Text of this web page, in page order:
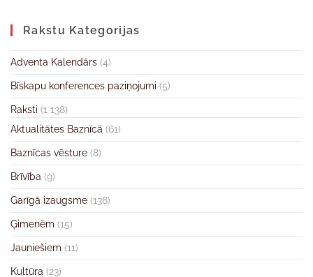
Rakstu Kategorijas
Adventa Kalendārs (4)
Bīskapu konferences paziņojumi (5)
Raksti (1 138)
Aktualitātes Baznīcā (61)
Baznīcas vēsture (8)
Brīvība (9)
Garīgā izaugsme (138)
Ģimenēm (15)
Jauniešiem (11)
Kultūra (23)